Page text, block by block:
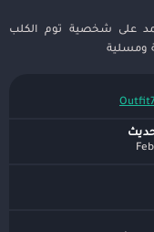
تعتمد على شخصية توم الكلب
ومسلية